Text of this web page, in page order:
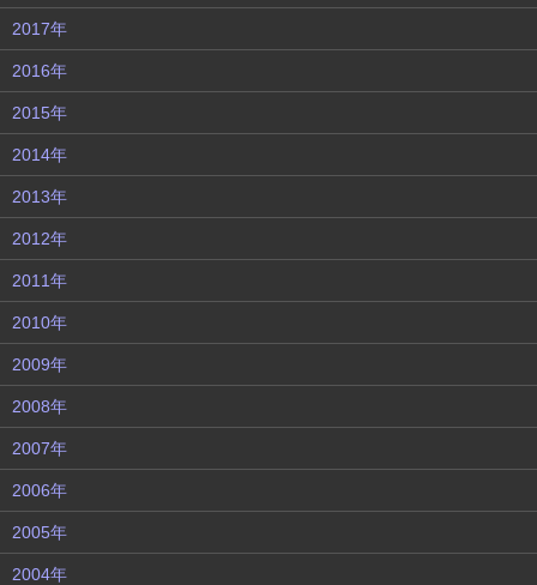
2017年
2016年
2015年
2014年
2013年
2012年
2011年
2010年
2009年
2008年
2007年
2006年
2005年
2004年